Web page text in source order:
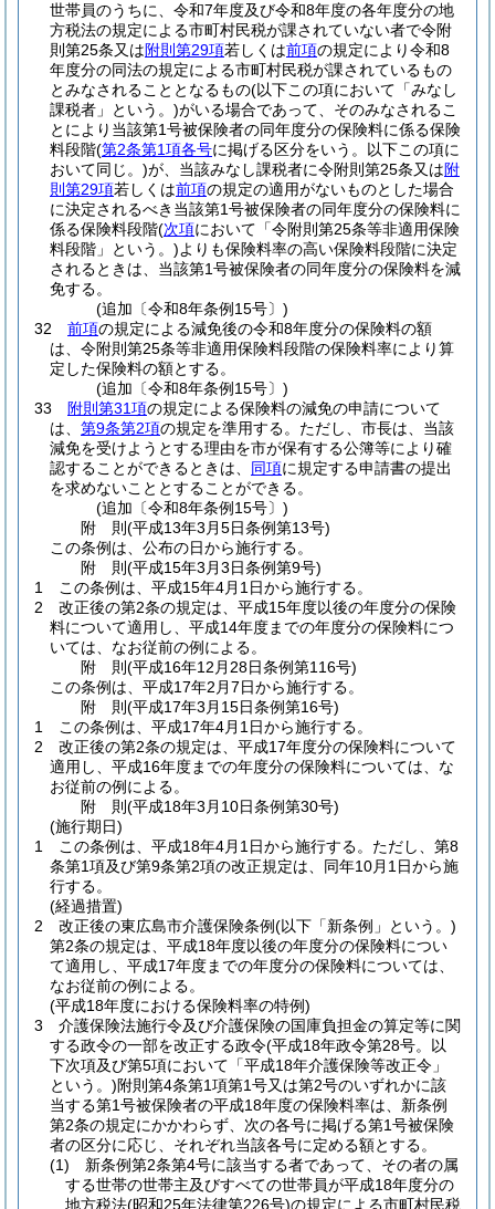
世帯員のうちに、令和7年度及び令和8年度の各年度分の地
方税法の規定による市町村民税が課されていない者で令附
則第25条又は附則第29項若しくは前項の規定により令和8
年度分の同法の規定による市町村民税が課されているもの
とみなされることとなるもの(以下この項において「みなし
課税者」という。)がいる場合であって、そのみなされるこ
とにより当該第1号被保険者の同年度分の保険料に係る保険
料段階(第2条第1項各号に掲げる区分をいう。以下この項に
おいて同じ。)が、当該みなし課税者に令附則第25条又は附
則第29項若しくは前項の規定の適用がないものとした場合
に決定されるべき当該第1号被保険者の同年度分の保険料に
係る保険料段階(次項において「令附則第25条等非適用保険
料段階」という。)よりも保険料率の高い保険料段階に決定
されるときは、当該第1号被保険者の同年度分の保険料を減
免する。
(追加〔令和8年条例15号〕)
32
前項の規定による減免後の令和8年度分の保険料の額
は、令附則第25条等非適用保険料段階の保険料率により算
定した保険料の額とする。
(追加〔令和8年条例15号〕)
33
附則第31項の規定による保険料の減免の申請について
は、 第9条第2項の規定を準用する。 ただし、市長は、当該
減免を受けようとする理由を市が保有する公簿等により確
認することができるときは、 同項に規定する申請書の提出
を求めないこととすることができる。
(追加〔令和8年条例15号〕)
附 則(平成13年3月5日条例第13号)
この条例は、公布の日から施行する。
附 則(平成15年3月3日条例第9号)
1
この条例は、平成15年4月1日から施行する。
2
改正後の第2条の規定は、平成15年度以後の年度分の保険
料について適用し、平成14年度までの年度分の保険料につ
いては、なお従前の例による。
附 則(平成16年12月28日条例第116号)
この条例は、平成17年2月7日から施行する。
附 則(平成17年3月15日条例第16号)
1
この条例は、平成17年4月1日から施行する。
2
改正後の第2条の規定は、平成17年度分の保険料について
適用し、平成16年度までの年度分の保険料については、な
お従前の例による。
附 則(平成18年3月10日条例第30号)
(施行期日)
1
この条例は、平成18年4月1日から施行する。 ただし、第8
条第1項及び第9条第2項の改正規定は、同年10月1日から施
行する。
(経過措置)
2
改正後の東広島市介護保険条例(以下「新条例」という。)
第2条の規定は、平成18年度以後の年度分の保険料につい
て適用し、平成17年度までの年度分の保険料については、
なお従前の例による。
(平成18年度における保険料率の特例)
3
介護保険法施行令及び介護保険の国庫負担金の算定等に関
する政令の一部を改正する政令(平成18年政令第28号。以
下次項及び第5項において「平成18年介護保険等改正令」
という。)附則第4条第1項第1号又は第2号のいずれかに該
当する第1号被保険者の平成18年度の保険料率は、新条例
第2条の規定にかかわらず、次の各号に掲げる第1号被保険
者の区分に応じ、それぞれ当該各号に定める額とする。
(1)
新条例第2条第4号に該当する者であって、その者の属
する世帯の世帯主及びすべての世帯員が平成18年度分の
地方税法(昭和25年法律第226号)の規定による市町村民税